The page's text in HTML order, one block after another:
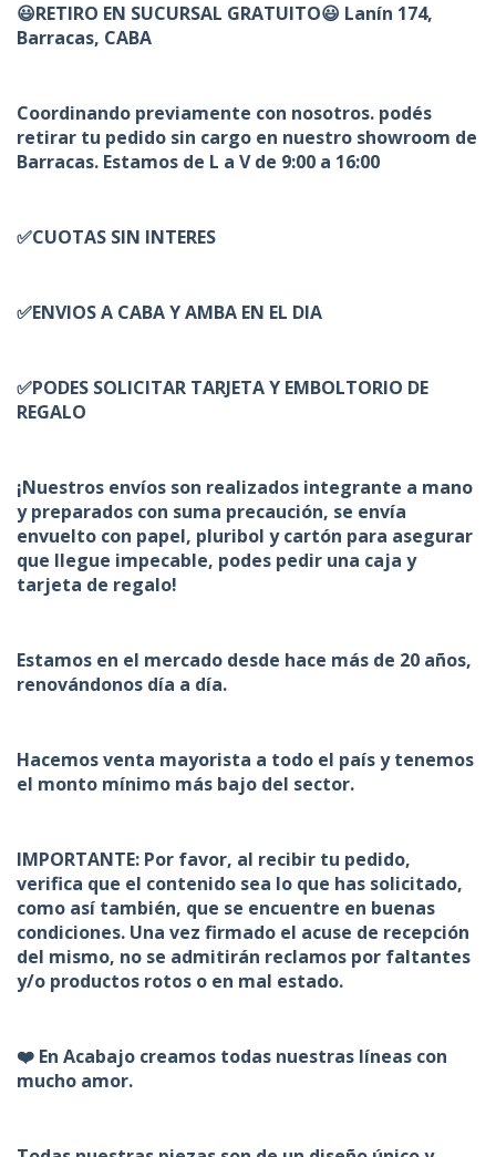
😃RETIRO EN SUCURSAL GRATUITO😃 Lanín 174,
Barracas, CABA
Coordinando previamente con nosotros. podés
retirar tu pedido sin cargo en nuestro showroom de
Barracas. Estamos de L a V de 9:00 a 16:00
✅CUOTAS SIN INTERES
✅ENVIOS A CABA Y AMBA EN EL DIA
✅PODES SOLICITAR TARJETA Y EMBOLTORIO DE
REGALO
¡Nuestros envíos son realizados integrante a mano
y preparados con suma precaución, se envía
envuelto con papel, pluribol y cartón para asegurar
que llegue impecable, podes pedir una caja y
tarjeta de regalo!
Estamos en el mercado desde hace más de 20 años,
renovándonos día a día.
Hacemos venta mayorista a todo el país y tenemos
el monto mínimo más bajo del sector.
IMPORTANTE: Por favor, al recibir tu pedido,
verifica que el contenido sea lo que has solicitado,
como así también, que se encuentre en buenas
condiciones. Una vez firmado el acuse de recepción
del mismo, no se admitirán reclamos por faltantes
y/o productos rotos o en mal estado.
❤️ En Acabajo creamos todas nuestras líneas con
mucho amor.